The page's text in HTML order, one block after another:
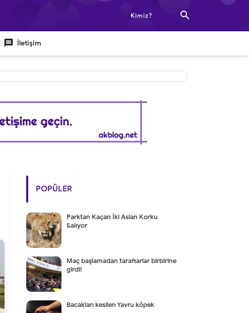

Kimiz?
message İletişim
POPÜLER
Parktan Kaçan İki Aslan Korku
Salıyor
Maç başlamadan taraftarlar birbirine
girdi!
Bacakları kesilen Yavru köpek